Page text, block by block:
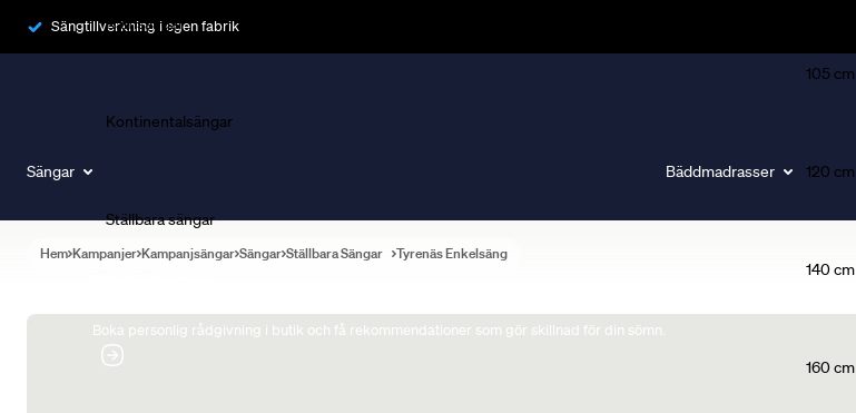
Sängtillverkning i egen fabrik
Sängar
Ramsängar
Kontinentalsängar
Ställbara sängar
Boka personlig rådgivning i butik och få rekommendationer som gör skillnad för din sömn.
Bäddmadrasser
105 cm
120 cm
140 cm
160 cm
Hem Kampanjer Kampanjsängar Sängar Ställbara Sängar Tyrenäs Enkelsäng